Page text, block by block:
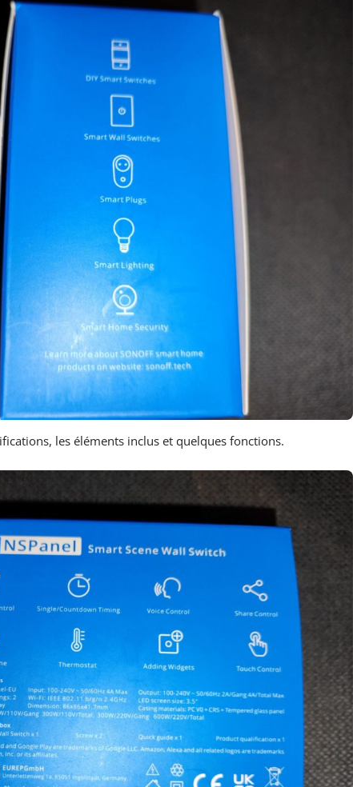
les éléments inclus et quelques fonctions.